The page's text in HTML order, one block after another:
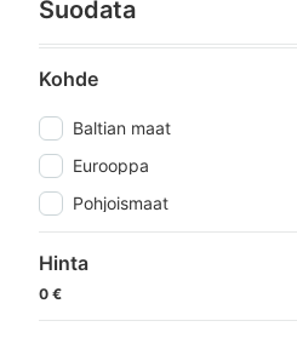
Suodata
Kohde
Baltian maat
Eurooppa
Pohjoismaat
Hinta
0 €